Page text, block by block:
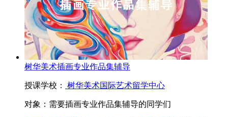
树华美术插画专业作品集辅导
授课学校： 树华美术国际艺术留学中心
对象： 需要插画专业作品集辅导的同学们